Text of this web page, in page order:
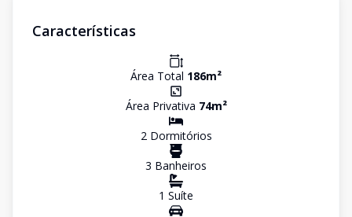
Características
Área Total 186m²
Área Privativa 74m²
2Dormitórios
3 Banheiros
1 Suíte